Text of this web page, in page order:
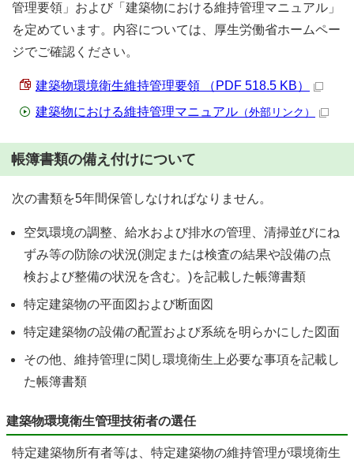
管理要領」および「建築物における維持管理マニュアル」
を定めています。内容については、厚生労働省ホームペー
ジでご確認ください。
建築物環境衛生維持管理要領 （PDF 518.5 KB）
建築物における維持管理マニュアル （外部リンク）
帳簿書類の備え付けについて
次の書類を5年間保管しなければなりません。
空気環境の調整、給水および排水の管理、清掃並びにね
ずみ等の防除の状況(測定または検査の結果や設備の点
検および整備の状況を含む。)を記載した帳簿書類
特定建築物の平面図および断面図
特定建築物の設備の配置および系統を明らかにした図面
その他、維持管理に関し環境衛生上必要な事項を記載し
た帳簿書類
建築物環境衛生管理技術者の選任
特定建築物所有者等は、特定建築物の維持管理が環境衛生